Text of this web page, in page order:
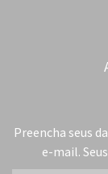
Preencha seus
e-mail.